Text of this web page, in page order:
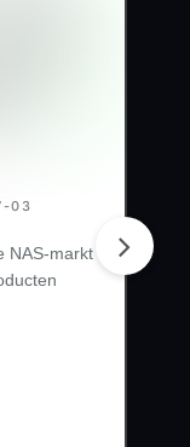
03
NAS-markt